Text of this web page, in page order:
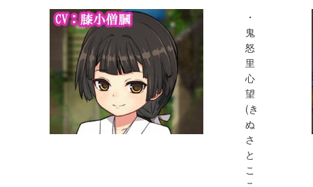
・
鬼
怒
里
心
望
(き
ぬ
さ
と
こ